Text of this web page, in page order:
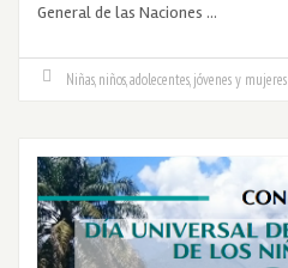
General de las Naciones …
Niñas, niños, adolecentes, jóvenes y mujeres